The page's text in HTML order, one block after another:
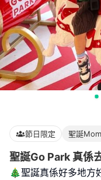
節日限定 聖誕
聖誕Go Park 真係
🎄聖誕真係好多地方